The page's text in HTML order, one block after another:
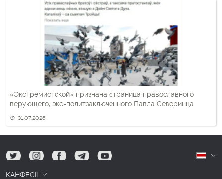
«Экстремистской» признана страница православного
верующего, экс-политзаключенного Павла Северинца
31.07.2026
tw ig fb tg yt
КАНФЕСІІ